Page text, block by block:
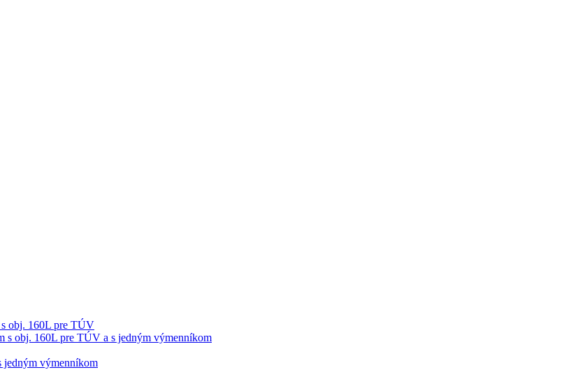
obj. 160L pre TÚV
s obj. 160L pre TÚV a s jedným výmenníkom
jedným výmenníkom